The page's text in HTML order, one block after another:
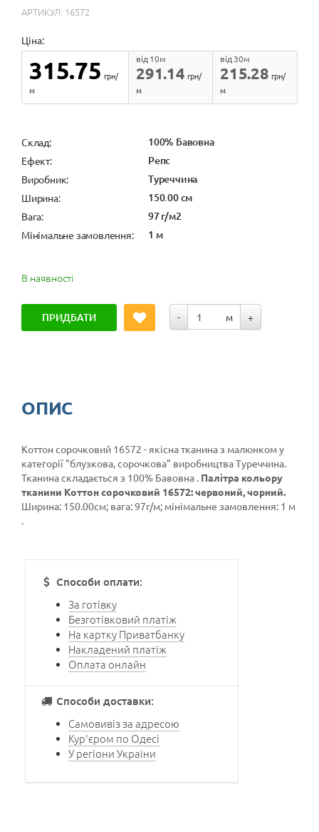
АРТИКУЛ: 16572
Ціна:
315.75 грн/
м
291.14
від 10м
грн/
м
215.28
від 30м
грн/
м
Cклад: 100% Бавовна
Ефект: Репс
Виробник: Туреччина
Ширина: 150.00 см
Вага: 97 г/м2
Мінімальне замовлення: 1 м
В наявності
ПРИДБАТИ - м +
ОПИС
Коттон сорочковий 16572 - якісна тканина з малюнком у
категорії "блузкова, сорочкова" виробництва Туреччина.
Тканина складається з 100% Бавовна . Палітра кольору
тканини Коттон сорочковий 16572: червоний, чорний.
Ширина: 150.00см; вага: 97г/м; мінімальне замовлення: 1 м
.
Способи оплати:
За готівку
Безготівковий платіж
На картку Приватбанку
Накладений платіж
Оплата онлайн
Способи доставки:
Самовивіз за адресою
Кур'єром по Одесі
У регіони України